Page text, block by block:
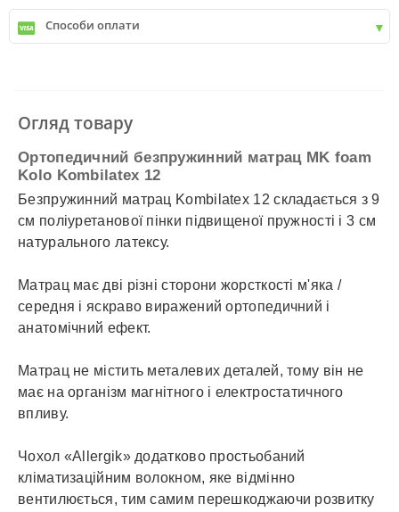
Київ передмістя +30 грн\км
✓Нова пошта
✓Делівері
✓Автолюкс
Способи оплати
✓ Детальніше
Огляд товару
Ортопедичний безпружинний матрац MK foam
Kolo Kombilatex 12
Безпружинний матрац Kombilatex 12 складається з 9
см поліуретанової пінки підвищеної пружності і 3 см
натурального латексу.
Матрац має дві різні сторони жорсткості м'яка /
середня і яскраво виражений ортопедичний і
анатомічний ефект.
Матрац не містить металевих деталей, тому він не
має на організм магнітного і електростатичного
впливу.
Чохол «Аllergik» додатково простьобаний
кліматизаційним волокном, яке відмінно
вентилюється, тим самим перешкоджаючи розвитку